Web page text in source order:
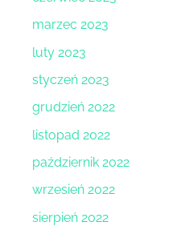
marzec 2023
luty 2023
styczeń 2023
grudzień 2022
listopad 2022
październik 2022
wrzesień 2022
sierpień 2022